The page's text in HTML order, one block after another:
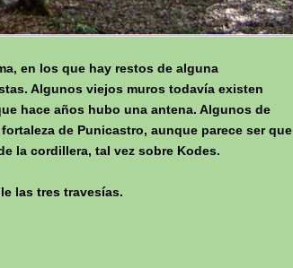
en los que hay restos de alguna
Algunos viejos muros todavía existen
hace años hubo una antena. Algunos de
de Punicastro, aunque parece ser que
la cordillera, tal vez sobre Kodes.
las tres travesías.